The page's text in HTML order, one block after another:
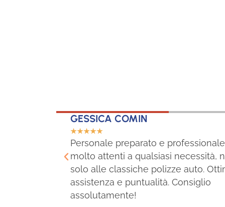
GESSICA COMIN
☆☆☆☆☆
Personale preparato e
molto attenti a qualsiasi necessità,
solo alle classiche polizze auto.
assistenza e puntualità. Consiglio
assolutamente!